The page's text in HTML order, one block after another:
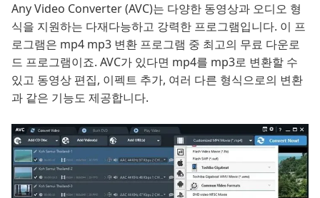
Any Video Converter (AVC)는 다양한 동영상과 오디오 형
식을 지원하는 다재다능하고 강력한 프로그램입니다. 이 프
로그램은 mp4 mp3 변환 프로그램 중 최고의 무료 다운로
드 프로그램이죠. AVC가 있다면 mp4를 mp3로 변환할 수
있고 동영상 편집, 이펙트 추가, 여러 다른 형식으로의 변환
과 같은 기능도 제공합니다.